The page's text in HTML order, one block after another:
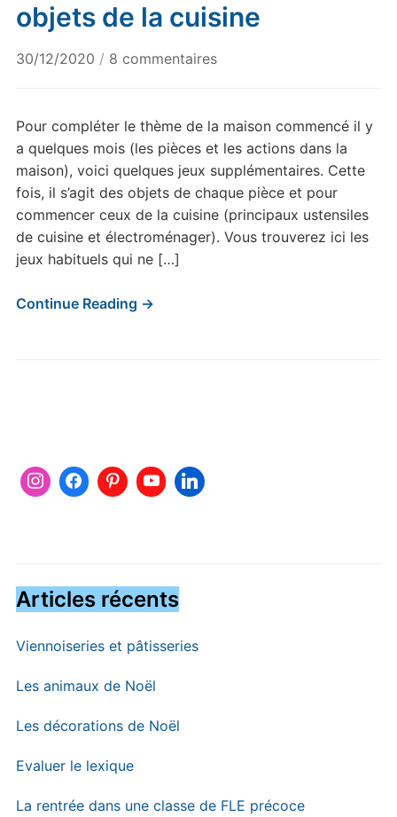
objets de la cuisine
30/12/2020 / 8 commentairessur
langage
sur
les
objets
de
la
Pour compléter le thème de la maison commencé il y
a quelques mois (les pièces et les actions dans la
maison), voici quelques jeux supplémentaires. Cette
fois, il s’agit des objets de chaque pièce et pour
commencer ceux de la cuisine (principaux ustensiles
de cuisine et électroménager). Vous trouverez ici les
jeux habituels qui ne […]
Continue Reading →
Articles récents
Viennoiseries et pâtisseries
Les animaux de Noël
Les décorations de Noël
Evaluer le lexique
La rentrée dans une classe de FLE précoce